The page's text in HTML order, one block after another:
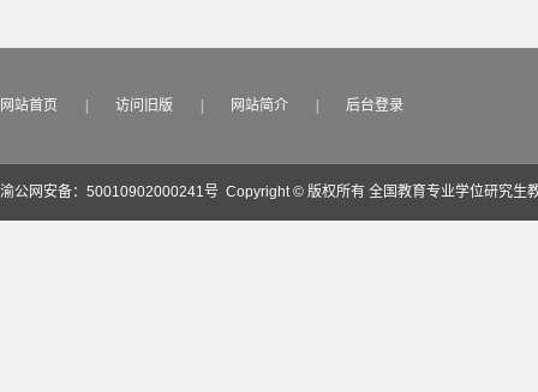
网站首页 访问旧版 网站简介 后台登录
渝公网安备：50010902000241号 Copyright © 版权所有 全国教育专业学位研究生